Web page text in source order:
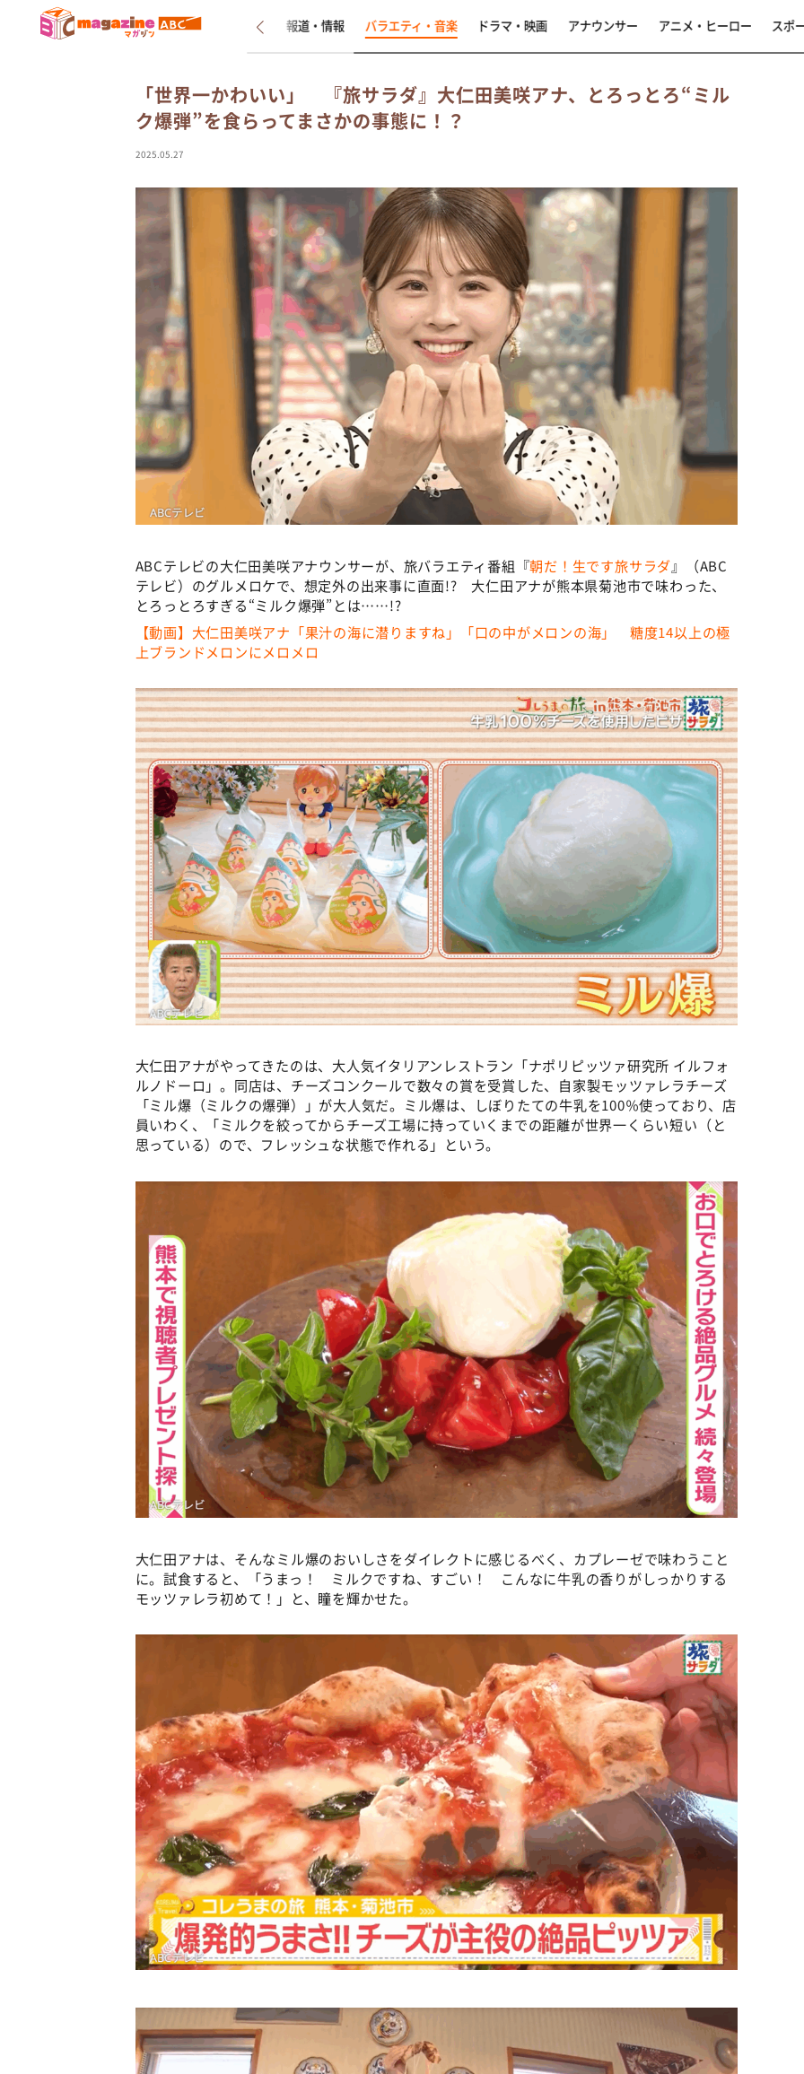
新着 インタビュー 報道・情報 バラエティ・音楽 ドラマ・映画 アナウンサー アニメ・ヒーロー スポ
「世界一かわいい」 『旅サラダ』大仁田美咲アナ、とろっとろ“ミル
ク爆弾”を食らってまさかの事態に！？
2025.05.27
ABCテレビの大仁田美咲アナウンサーが、旅バラエティ番組『朝だ！生です旅サラダ』（ABC
テレビ）のグルメロケで、想定外の出来事に直面!? 大仁田アナが熊本県菊池市で味わった、
とろっとろすぎる“ミルク爆弾”とは……!?
【動画】大仁田美咲アナ「果汁の海に潜りますね」「口の中がメロンの海」 糖度14以上の極
上ブランドメロンにメロメロ
大仁田アナがやってきたのは、大人気イタリアンレストラン「ナポリピッツァ研究所 イルフォ
ルノドーロ」。同店は、チーズコンクールで数々の賞を受賞した、自家製モッツァレラチーズ
「ミル爆（ミルクの爆弾）」が大人気だ。ミル爆は、しぼりたての牛乳を100％使っており、店
員いわく、「ミルクを絞ってからチーズ工場に持っていくまでの距離が世界一くらい短い（と
思っている）ので、フレッシュな状態で作れる」という。
大仁田アナは、そんなミル爆のおいしさをダイレクトに感じるべく、カプレーゼで味わうこと
に。試食すると、「うまっ！ ミルクですね、すごい！ こんなに牛乳の香りがしっかりする
モッツァレラ初めて！」と、瞳を輝かせた。